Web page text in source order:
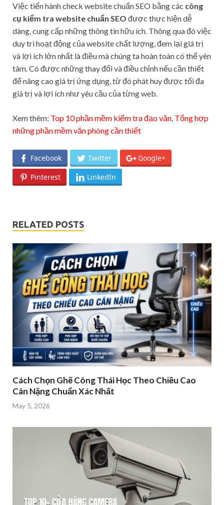
Việc tiến hành check website chuẩn SEO bằng các công
cụ kiểm tra website chuẩn SEO được thực hiện dễ
dàng, cung cấp những thông tin hữu ích. Thông qua đó việc
duy trì hoạt động của website chất lượng, đem lại giá trị
và lợi ích lớn nhất là điều mà chúng ta hoàn toàn có thể yên
tâm. Có được những thay đổi và điều chỉnh nếu cần thiết
để nâng cao giá trị ứng dụng, từ đó phát huy được tối đa
giá trị và lợi ích như yêu cầu của từng web.
Xem thêm: Top 10 phần mềm kiểm tra đạo văn, Tổng hợp
những phần mềm văn phòng cần thiết
Facebook Twitter Google+
Pinterest LinkedIn
RELATED POSTS
Cách Chọn Ghế Công Thái Học Theo Chiều Cao
Cân Nặng Chuẩn Xác Nhất
May 5, 2026